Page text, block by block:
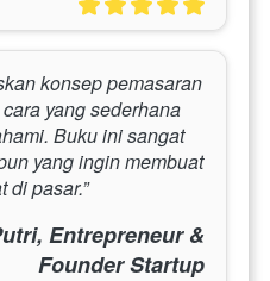
konsep pemasaran
yang sederhana
Buku ini sangat
yang ingin membuat
di pasar.”
Entrepreneur &
Founder Startup